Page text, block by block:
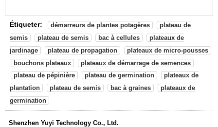
Étiqueter: démarreurs de plantes potagères
plateau de
semis
plateau de semis bac à cellules
plateaux de
jardinage
plateau de propagation
plateaux de micro-pousses
bouchons plateaux
plateaux de démarrage de semences
plateau de pépinière
plateau de germination
plateaux de
plantation
plateau de semis bac à graines
plateaux de
germination
Shenzhen Yuyi Technology Co., Ltd.